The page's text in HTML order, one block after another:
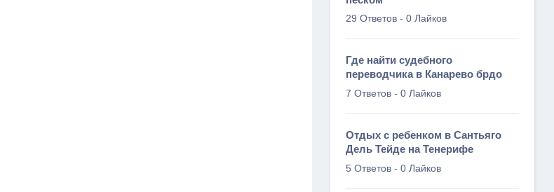
29 Ответов -0 Лайков
Где найти судебного
переводчика в Канарево брдо
7 Ответов -0 Лайков
Отдых с ребенком в Сантьяго
Дель Тейде на Тенерифе
5 Ответов -0 Лайков